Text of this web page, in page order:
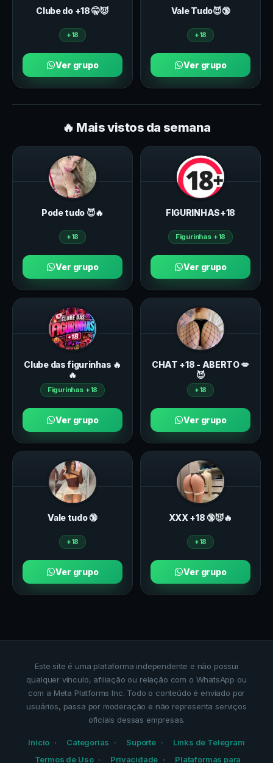
Clube do +18 🤫😈
+18
Ver grupo
Vale Tudo😈🔞
+18
Ver grupo
🔥 Mais vistos da semana
Pode tudo 😈🔥
+18
Ver grupo
FIGURINHAS+18
Figurinhas +18
Ver grupo
Clube das figurinhas 🔥
🔥
Figurinhas +18
Ver grupo
CHAT +18 - ABERTO 💋
😈
+18
Ver grupo
Vale tudo 🔞
+18
Ver grupo
ХXХ +18 🔞😈🔥
+18
Ver grupo
Este site é uma plataforma independente e não possui
qualquer vínculo, afiliação ou relação com o WhatsApp ou
com a Meta Platforms Inc. Todo o conteúdo é enviado por
usuários, passa por moderação e não representa serviços
oficiais dessas empresas.
Início Categorias Suporte
Links de Telegram
Termos de Uso
Privacidade Plataformas para